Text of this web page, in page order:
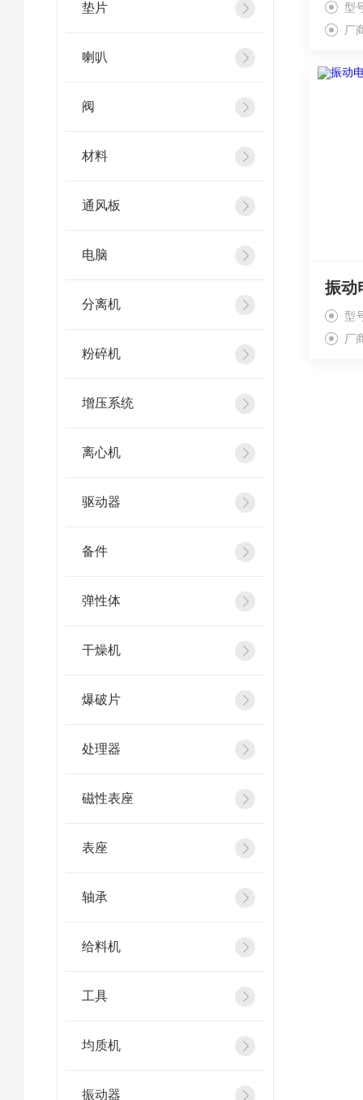
垫片
喇叭
阀
材料
通风板
电脑
分离机
粉碎机
增压系统
离心机
驱动器
备件
弹性体
干燥机
爆破片
处理器
磁性表座
表座
轴承
给料机
工具
均质机
振动器
型
厂
型
厂